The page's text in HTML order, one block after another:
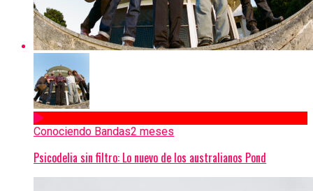
Conociendo Bandas2 meses
Psicodelia sin filtro: Lo nuevo de los australianos Pond